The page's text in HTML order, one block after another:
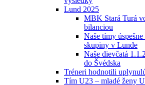
Lund 2025
MBK Stará Turá
bilanciou
Naše tímy
skupiny v Lunde
Naše dievčatá
do Švédska
Tréneri hodnotili
Tím U23 – mladé ženy